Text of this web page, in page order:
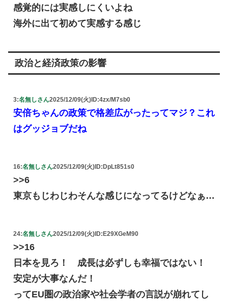
感覚的には実感しにくいよね
海外に出て初めて実感する感じ
政治と経済政策の影響
3:名無しさん2025/12/09(火) ID:4zx/M7sb0
安倍ちゃんの政策で格差広がったってマジ？これ
はグッジョブだね
16:名無しさん2025/12/09(火) ID:DpLt851s0
>>6
東京もじわじわそんな感じになってるけどなぁ…
24:名無しさん2025/12/09(火) ID:E29XGeM90
>>16
日本を見ろ！ 成長は必ずしも幸福ではない！
安定が大事なんだ！
ってEU圏の政治家や社会学者の言説が崩れてし